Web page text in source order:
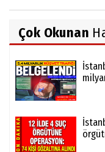
Çok Okunan